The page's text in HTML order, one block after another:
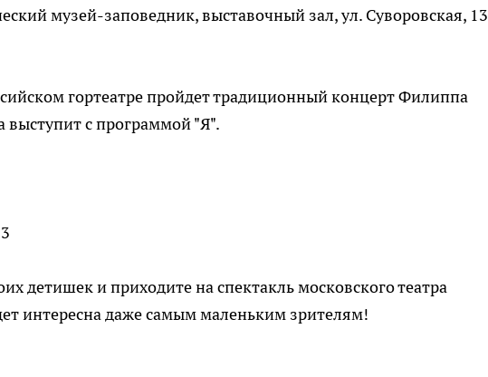
музей-заповедник, выставочный зал, ул. Суворовская, 13
гортеатре пройдет традиционный концерт Филиппа
выступит с программой "Я".
детишек и приходите на спектакль московского театра
интересна даже самым маленьким зрителям!